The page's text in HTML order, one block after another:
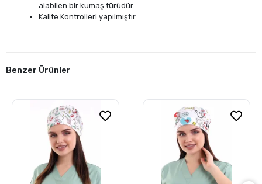
alabilen bir kumaş türüdür.
Kalite Kontrolleri yapılmıştır.
Benzer Ürünler